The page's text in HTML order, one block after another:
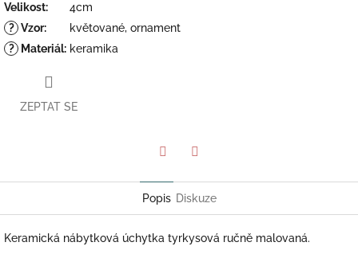
Velikost:
4cm
? Vzor:
květované, ornament
?
Materiál: keramika
ZEPTAT SE
Popis Diskuze
Keramická nábytková úchytka tyrkysová ručně malovaná.